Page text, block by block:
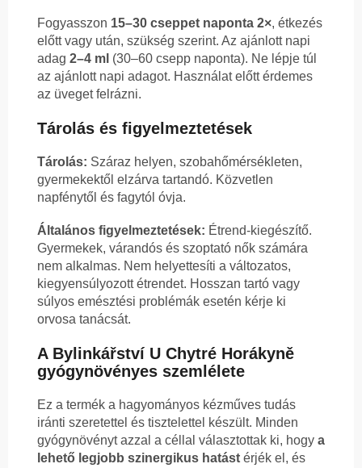
Fogyasszon 15–30 cseppet naponta 2×, étkezés
előtt vagy után, szükség szerint. Az ajánlott napi
adag 2–4 ml (30–60 csepp naponta). Ne lépje túl
az ajánlott napi adagot. Használat előtt érdemes
az üveget felrázni.
Tárolás és figyelmeztetések
Tárolás: Száraz helyen, szobahőmérsékleten,
gyermekektől elzárva tartandó. Közvetlen
napfénytől és fagytól óvja.
Általános figyelmeztetések: Étrend-kiegészítő.
Gyermekek, várandós és szoptató nők számára
nem alkalmas. Nem helyettesíti a változatos,
kiegyensúlyozott étrendet. Hosszan tartó vagy
súlyos emésztési problémák esetén kérje ki
orvosa tanácsát.
A Bylinkářství U Chytré Horákyně
gyógynövényes szemlélete
Ez a termék a hagyományos kézműves tudás
iránti szeretettel és tisztelettel készült. Minden
gyógynövényt azzal a céllal választottak ki, hogy a
lehető legjobb szinergikus hatást érjék el, és